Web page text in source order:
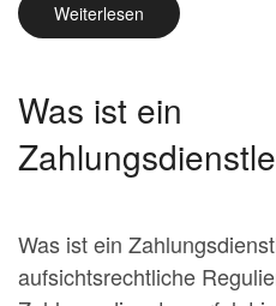
Weiterlesen
Was ist ein
Was ist ein
aufsichtsrechtliche